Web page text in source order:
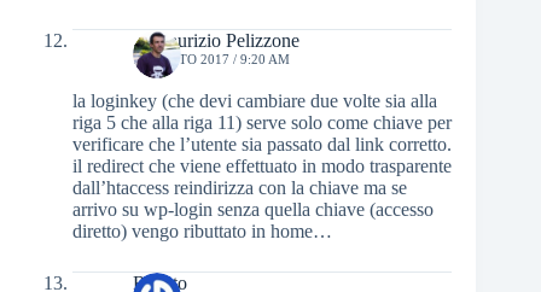
.:: Maurizio Pelizzone
1 AGOSTO 2017 / 9:20 AM
la loginkey (che devi cambiare due volte sia alla
riga 5 che alla riga 11) serve solo come chiave per
verificare che l’utente sia passato dal link corretto.
il redirect che viene effettuato in modo trasparente
dall’htaccess reindirizza con la chiave ma se
arrivo su wp-login senza quella chiave (accesso
diretto) vengo ributtato in home…
Renato